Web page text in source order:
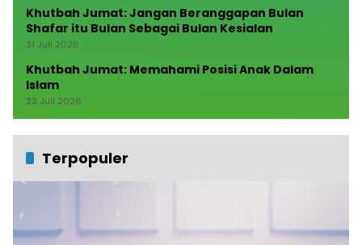
Khutbah Jumat: Jangan Beranggapan Bulan
Shafar itu Bulan Sebagai Bulan Kesialan
31 Juli 2026
Khutbah Jumat: Memahami Posisi Anak Dalam
Islam
23 Juli 2026
Terpopuler